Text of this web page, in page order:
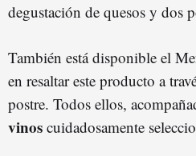
degustación de quesos y dos
También está disponible el
en resaltar este producto a
postre. Todos ellos,
vinos cuidadosamente